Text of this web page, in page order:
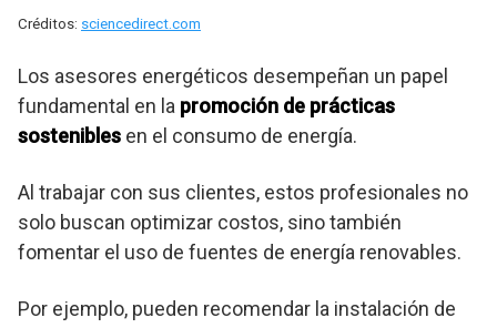
Créditos: sciencedirect.com
Los asesores energéticos desempeñan un papel
fundamental en la promoción de prácticas
sostenibles en el consumo de energía.
Al trabajar con sus clientes, estos profesionales no
solo buscan optimizar costos, sino también
fomentar el uso de fuentes de energía renovables.
Por ejemplo, pueden recomendar la instalación de